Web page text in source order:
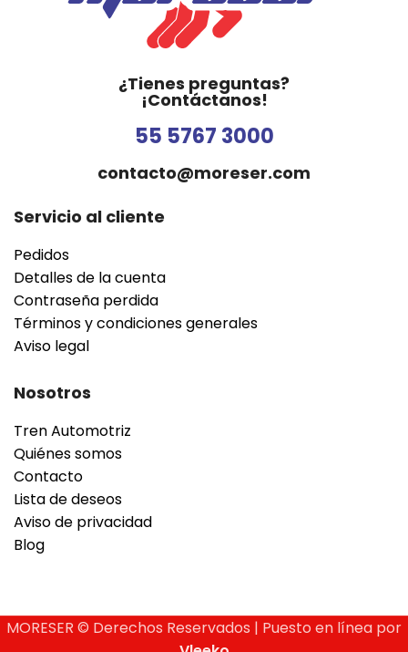
¿Tienes preguntas?
¡Contáctanos!
55 5767 3000
contacto@moreser.com
Servicio al cliente
Pedidos
Detalles de la cuenta
Contraseña perdida
Términos y condiciones generales
Aviso legal
Nosotros
Tren Automotriz
Quiénes somos
Contacto
Lista de deseos
Aviso de privacidad
Blog
MORESER © Derechos Reservados | Puesto en línea por